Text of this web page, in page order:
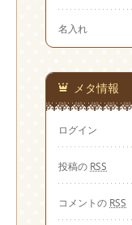
名入れ
メタ情報
ログイン
投稿の RSS
コメントの RSS